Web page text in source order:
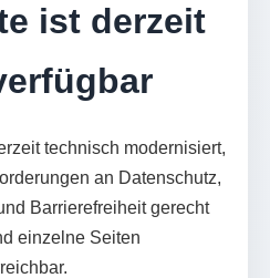
ist derzeit
technisch modernisiert,
an Datenschutz,
Barrierefreiheit gerecht
einzelne Seiten